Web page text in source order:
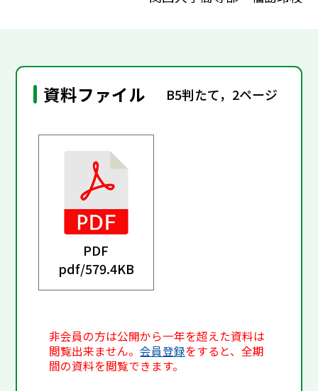
資料ファイル B5判たて，2ページ
PDF
pdf/579.4KB
非会員の方は公開から一年を超えた資料は
閲覧出来ません。会員登録をすると、全期
間の資料を閲覧できます。